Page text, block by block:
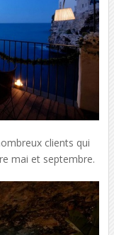
clients qui
mai et septembre.